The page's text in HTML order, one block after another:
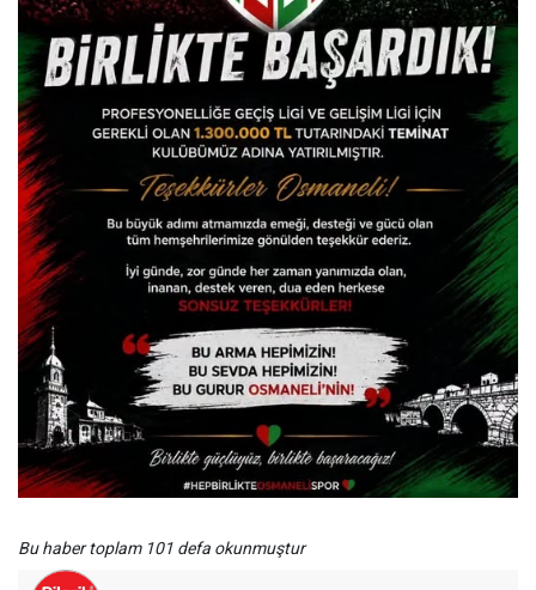
Bu haber toplam 101 defa okunmuştur